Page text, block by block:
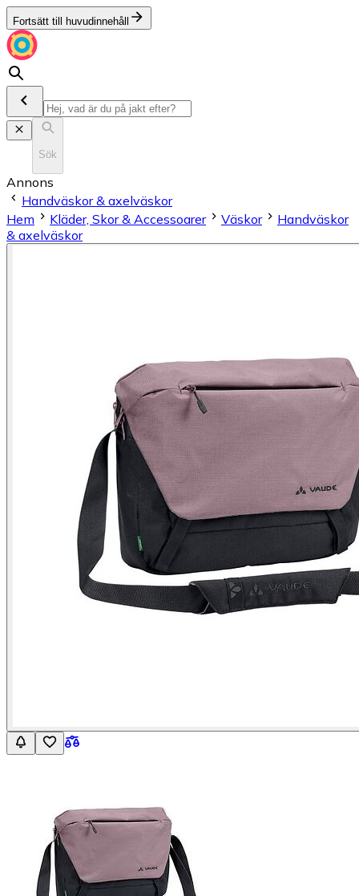
Fortsätt till huvudinnehåll
Sök
Annons
Handväskor & axelväskor
Hem
Kläder, Skor & Accessoarer Väskor
Handväskor
& axelväskor